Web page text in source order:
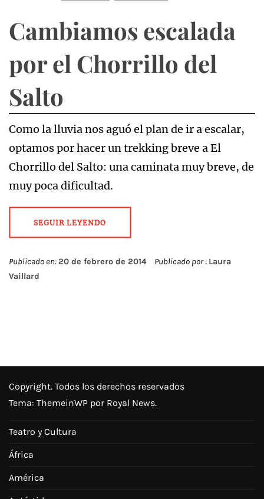
Cambiamos escalada
por el Chorrillo del
Salto
Como la lluvia nos aguó el plan de ir a escalar,
optamos por hacer un trekking breve a El
Chorrillo del Salto: una caminata muy breve, de
muy poca dificultad.
SEGUIR LEYENDO
Publicado en:20 de febrero de 2014 Publicado por : Laura
Vaillard
Copyright. Todos los derechos reservados
Tema: ThemeinWP por Royal News.
Teatro y Cultura
África
América